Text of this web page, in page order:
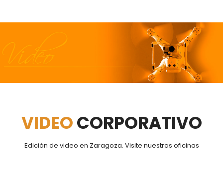
VIDEOCORPORATIVO
Edición de video en Zaragoza. Visite nuestras oficinas